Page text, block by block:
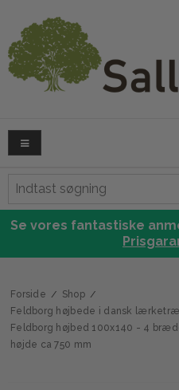
Se vores fantastiske
Forside / Shop /
Feldborg højbede i dansk lærketræ
Feldborg højbed 100x140 - 4
højde ca 750 mm